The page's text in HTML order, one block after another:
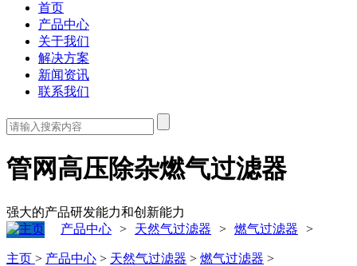
首页
产品中心
关于我们
解决方案
新闻资讯
联系我们
管网高压除杂燃气过滤器
强大的产品研发能力和创新能力
产品中心 > 天然气过滤器 > 燃气过滤器 >
主页 > 产品中心 > 天然气过滤器 > 燃气过滤器 >